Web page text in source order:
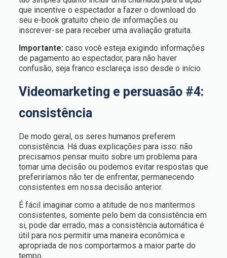
que incentive o espectador a fazer o download do
seu e-book gratuito cheio de informações ou
inscrever-se para receber uma avaliação gratuita.
Importante: caso você esteja exigindo informações
de pagamento ao espectador, para não haver
confusão, seja franco esclareça isso desde o início.
Videomarketing e persuasão #4:
consistência
De modo geral, os seres humanos preferem
consistência. Há duas explicações para isso: não
precisamos pensar muito sobre um problema para
tomar uma decisão ou podemos evitar respostas que
preferiríamos não ter de enfrentar, permanecendo
consistentes em nossa decisão anterior.
É fácil imaginar como a atitude de nos mantermos
consistentes, somente pelo bem da consistência em
si, pode dar errado, mas a consistência automática é
útil para nos permitir uma maneira econômica e
apropriada de nos comportarmos a maior parte do
tempo.